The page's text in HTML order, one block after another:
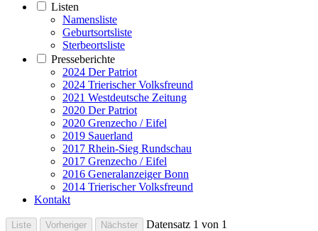
Listen
Namensliste
Geburtsortsliste
Sterbeortsliste
Presseberichte
2024 Der Patriot
2024 Trierischer Volksfreund
2021 Westdeutsche Zeitung
2020 Der Patriot
2020 Grenzecho / Eifel
2019 Sauerland
2017 Rhein-Sieg Rundschau
2017 Grenzecho / Eifel
2016 Generalanzeiger Bonn
2014 Trierischer Volksfreund
Kontakt
Datensatz 1 von 1